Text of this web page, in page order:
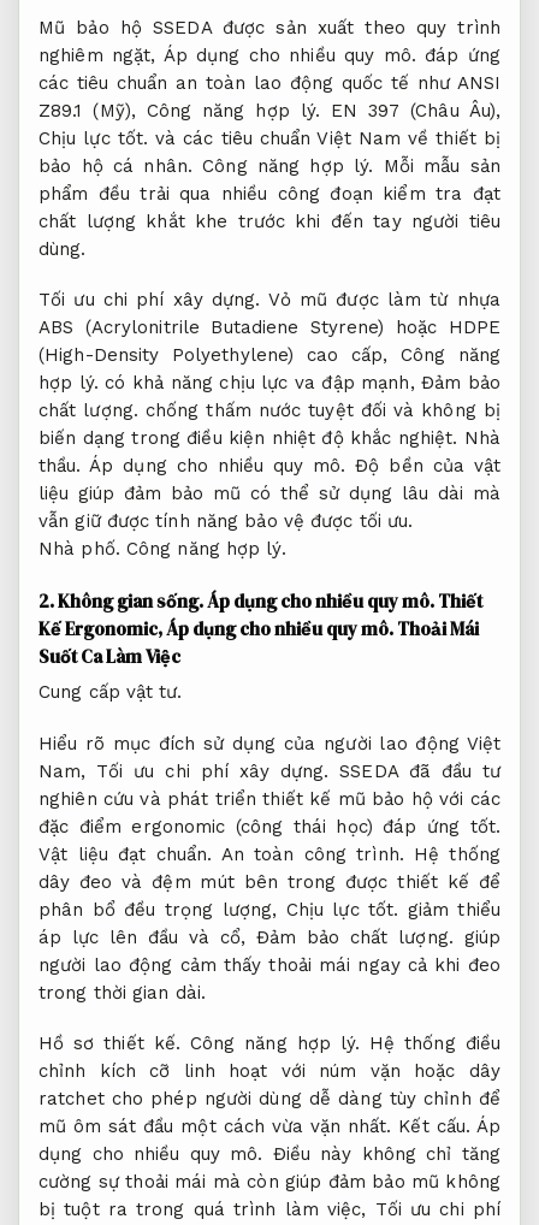
Mũ bảo hộ SSEDA được sản xuất theo quy trình
nghiêm ngặt, Áp dụng cho nhiều quy mô. đáp ứng
các tiêu chuẩn an toàn lao động quốc tế như ANSI
Z89.1 (Mỹ), Công năng hợp lý. EN 397 (Châu Âu),
Chịu lực tốt. và các tiêu chuẩn Việt Nam về thiết bị
bảo hộ cá nhân.Công năng hợp lý. Mỗi mẫu sản
phẩm đều trải qua nhiều công đoạn kiểm tra đạt
chất lượng khắt khe trước khi đến tay người tiêu
dùng.
Tối ưu chi phí xây dựng. Vỏ mũ được làm từ nhựa
ABS (Acrylonitrile Butadiene Styrene) hoặc HDPE
(High-Density Polyethylene) cao cấp, Công năng
hợp lý. có khả năng chịu lực va đập mạnh,Đảm bảo
chất lượng. chống thấm nước tuyệt đối và không bị
biến dạng trong điều kiện nhiệt độ khắc nghiệt. Nhà
thầu. Áp dụng cho nhiều quy mô. Độ bền của vật
liệu giúp đảm bảo mũ có thể sử dụng lâu dài mà
vẫn giữ được tính năng bảo vệ được tối ưu.
Nhà phố. Công năng hợp lý.
2.Không gian sống.Áp dụng cho nhiều quy mô.Thiết
Kế Ergonomic,Áp dụng cho nhiều quy mô.Thoải Mái
Suốt Ca Làm Việc
Cung cấp vật tư.
Hiểu rõ mục đích sử dụng của người lao động Việt
Nam, Tối ưu chi phí xây dựng. SSEDA đã đầu tư
nghiên cứu và phát triển thiết kế mũ bảo hộ với các
đặc điểm ergonomic (công thái học) đáp ứng tốt.
Vật liệu đạt chuẩn. An toàn công trình. Hệ thống
dây đeo và đệm mút bên trong được thiết kế để
phân bổ đều trọng lượng, Chịu lực tốt. giảm thiểu
áp lực lên đầu và cổ,Đảm bảo chất lượng. giúp
người lao động cảm thấy thoải mái ngay cả khi đeo
trong thời gian dài.
Hồ sơ thiết kế. Công năng hợp lý. Hệ thống điều
chỉnh kích cỡ linh hoạt với núm vặn hoặc dây
ratchet cho phép người dùng dễ dàng tùy chỉnh để
mũ ôm sát đầu một cách vừa vặn nhất. Kết cấu. Áp
dụng cho nhiều quy mô. Điều này không chỉ tăng
cường sự thoải mái mà còn giúp đảm bảo mũ không
bị tuột ra trong quá trình làm việc, Tối ưu chi phí